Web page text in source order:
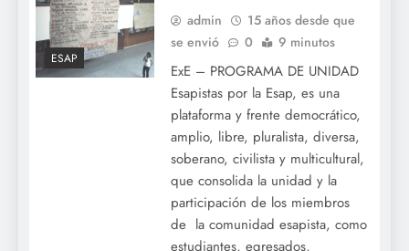
ESAP
admin
15 años desde que
se envió
0 9 minutos
ExE – PROGRAMA DE UNIDAD
Esapistas por la Esap, es una
plataforma y frente democrático,
amplio, libre, pluralista, diversa,
soberano, civilista y multicultural,
que consolida la unidad y la
participación de los miembros
de la comunidad esapista, como
estudiantes, egresados,